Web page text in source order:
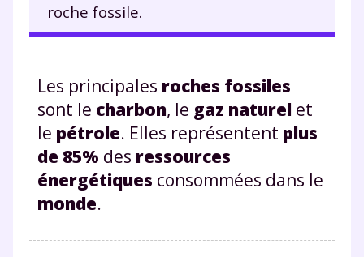
roche fossile.
Les principales roches fossiles
sont le charbon, le gaz naturel et
le pétrole. Elles représentent plus
de 85% des ressources
énergétiques consommées dans le
monde.